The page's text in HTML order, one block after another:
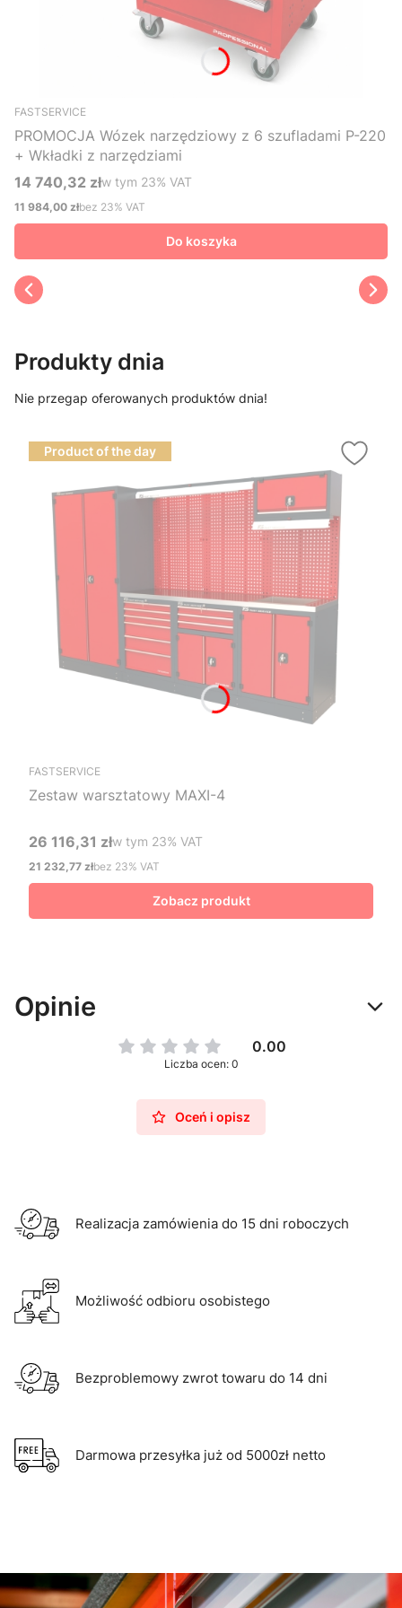
FASTSERVICE
PROMOCJA Wózek narzędziowy z 6 szufladami P-220
+ Wkładki z narzędziami
Cena brutto
14 740,32 złw tym %s VAT
w tym 23% VAT
Cena netto
11 984,00 złbez 23% VAT
Do koszyka
Produkty dnia
Nie przegap oferowanych produktów dnia!
Product of the day
FASTSERVICE
Zestaw warsztatowy MAXI-4
Cena brutto
26 116,31 złw tym %s VAT
w tym 23% VAT
Cena netto
21 232,77 złbez 23% VAT
Zobacz produkt
Opinie
0.00
Liczba ocen: 0
Oceń i opisz
Realizacja zamówienia do 15 dni roboczych
Możliwość odbioru osobistego
Bezproblemowy zwrot towaru do 14 dni
Darmowa przesyłka już od 5000zł netto